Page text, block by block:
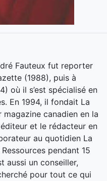
Fauteux fut reporter
(1988), puis à
où il s’est spécialisé en
En 1994, il fondait La
magazine canadien en la
et le rédacteur en
au quotidien La
pendant 15
aussi un conseiller,
pour tout ce qui